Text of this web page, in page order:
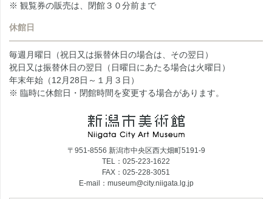
※ 観覧券の販売は、閉館３０分前まで
休館日
毎週月曜日（祝日又は振替休日の場合は、その翌日）
祝日又は振替休日の翌日（日曜日にあたる場合は火曜日）
年末年始（12月28日～１月３日）
※ 臨時に休館日・閉館時間を変更する場合があります。
〒951-8556 新潟市中央区西大畑町5191-9
TEL：025-223-1622
FAX：025-228-3051
E-mail：museum@city.niigata.lg.jp